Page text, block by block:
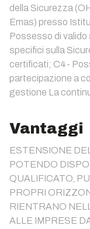
della Sicurezza
Emas) presso
Possesso di
specifici sulla
certificati; C4-
partecipazione a
gestione La
Vantaggi
ESTENSIONE
POTENDO
QUALIFICATO,
PROPRI
RIENTRANO
ALLE IMPRESE